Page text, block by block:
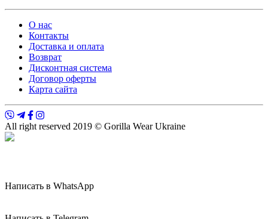
О нас
Контакты
Доставка и оплата
Возврат
Дисконтная система
Договор оферты
Карта сайта
All right reserved 2019 © Gorilla Wear Ukraine
Написать в WhatsApp